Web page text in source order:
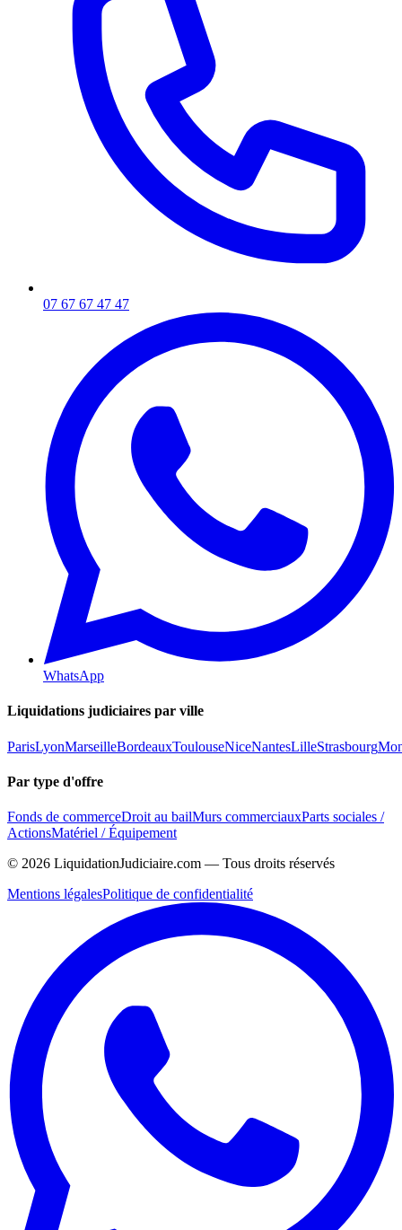
07 67 67 47 47
WhatsApp
Liquidations judiciaires par ville
ParisLyonMarseilleBordeauxToulouseNiceNantesLilleStrasbourg
Par type d'offre
Fonds de commerceDroit au bailMurs commerciauxParts sociales /
ActionsMatériel / Équipement
© 2026 LiquidationJudiciaire.com — Tous droits réservés
Mentions légalesPolitique de confidentialité